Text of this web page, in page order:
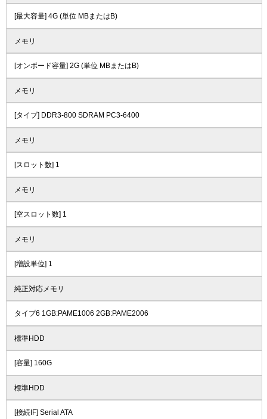
[最大容量] 4G (単位 MBまたはB)
メモリ
[オンボード容量] 2G (単位 MBまたはB)
メモリ
[タイプ] DDR3-800 SDRAM PC3-6400
メモリ
[スロット数] 1
メモリ
[空スロット数] 1
メモリ
[増設単位] 1
純正対応メモリ
タイプ6 1GB:PAME1006 2GB:PAME2006
標準HDD
[容量] 160G
標準HDD
[接続IF] Serial ATA